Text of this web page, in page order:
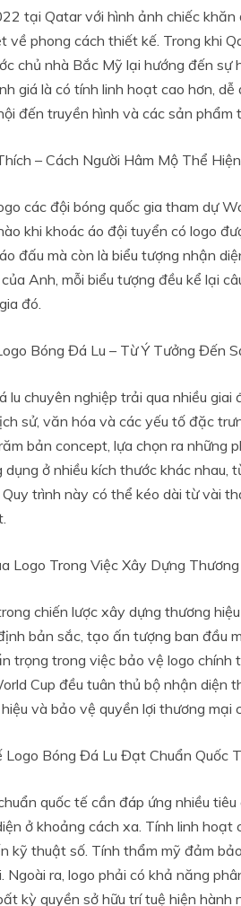
tại Qatar với hình ảnh chiếc khăn
về phong cách thiết kế. Trong khi
chủ nhà Bắc Mỹ lại hướng đến sự
giá là có tính linh hoạt cao hơn,
đến truyền hình và các sản phẩm
– Cách Người Hâm Mộ Thể
các đội bóng quốc gia tham dự
khi khoác áo đội tuyển có logo
đấu mà còn là biểu tượng nhận
Anh, mỗi biểu tượng đều kể lại
đó.
Bóng Đá Lu – Từ Ý Tưởng Đến
lu chuyên nghiệp trải qua nhiều
sử, văn hóa và các yếu tố đặc
bản concept, lựa chọn ra những
ở nhiều kích thước khác nhau,
trình này có thể kéo dài từ vài
Logo Trong Việc Xây Dựng
chiến lược xây dựng thương
bản sắc, tạo ấn tượng ban đầu
trọng trong việc bảo vệ logo chính
Cup đều tuân thủ bộ nhận diện
và bảo vệ quyền lợi thương mại
Logo Bóng Đá Lu Đạt Chuẩn Quốc
quốc tế cần đáp ứng nhiều
ở khoảng cách xa. Tính linh
kỹ thuật số. Tính thẩm mỹ đảm
ra, logo phải có khả năng
kỳ quyền sở hữu trí tuệ hiện hành